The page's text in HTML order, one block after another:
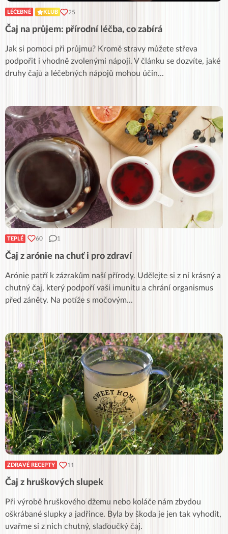
LÉČEBNÉ KLUB 25
Čaj na průjem: přírodní léčba, co zabírá
Jak si pomoci při průjmu? Kromě stravy můžete střeva
podpořit i vhodně zvolenými nápoji. V článku se dozvíte, jaké
druhy čajů a léčebných nápojů mohou účin...
TEPLÉ 60 1
Čaj z arónie na chuť i pro zdraví
Arónie patří k zázrakům naší přírody. Udělejte si z ní krásný a
chutný čaj, který podpoří vaši imunitu a chrání organismus
před záněty. Na potíže s močovým...
ZDRAVÉ RECEPTY 11
Čaj z hruškových slupek
Při výrobě hruškového džemu nebo koláče nám zbydou
oškrábané slupky a jadřince. Byla by škoda je jen tak vyhodit,
uvařme si z nich chutný, slaďoučký čaj.